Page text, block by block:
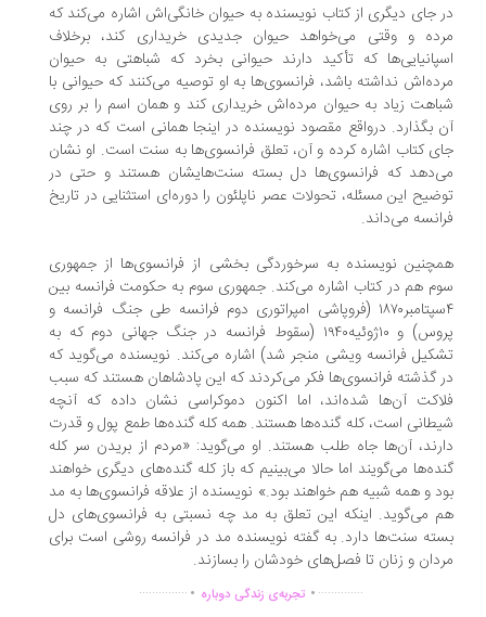
جای دیگری از کتاب نویسنده به حیوان خانگی‌اش اشاره می‌کند که
و وقتی می‌خواهد حیوان جدیدی خریداری کند، برخلاف
که تأکید دارند حیوانی بخرد که شباهتی به حیوان
نداشته باشد، فرانسوی‌ها به او توصیه می‌کنند که حیوانی با
زیاد به حیوان مرده‌اش خریداری کند و همان اسم را بر روی
بگذارد. درواقع مقصود نویسنده در اینجا همانی است که در چند
کتاب اشاره کرده و آن، تعلق فرانسوی‌ها به سنت است. او نشان
که فرانسوی‌ها دل بسته سنت‌هایشان هستند و حتی در
این مسئله، تحولات عصر ناپلئون را دوره‌ای استثنایی در تاریخ
می‌داند.
نویسنده به سرخوردگی بخشی از فرانسوی‌ها از جمهوری
هم در کتاب اشاره می‌کند. جمهوری سوم به حکومت فرانسه بین
۴سپتامبر۱۸۷۰ (فروپاشی امپراتوری دوم فرانسه طی جنگ فرانسه و
پروس) و ۱۰ژوئیه۱۹۴۰ (سقوط فرانسه در جنگ جهانی دوم که به
فرانسه ویشی منجر شد) اشاره می‌کند. نویسنده می‌گوید که
گذشته فرانسوی‌ها فکر می‌کردند که این پادشاهان هستند که سبب
آن‌ها شده‌اند، اما اکنون دموکراسی نشان داده که آنچه
است، کله گنده‌ها هستند. همه کله گنده‌ها طمع پول و قدرت
آن‌ها جاه طلب هستند. او می‌گوید: «مردم از بریدن سر کله
می‌گویند اما حالا می‌بینیم که باز کله گنده‌های دیگری خواهند
و همه شبیه هم خواهند بود.» نویسنده از علاقه فرانسوی‌ها به مد
می‌گوید. اینکه این تعلق به مد چه نسبتی به فرانسوی‌های دل
سنت‌ها دارد. به گفته نویسنده مد در فرانسه روشی است برای
و زنان تا فصل‌های خودشان را بسازند.
................تجربه‌ی زندگی دوباره ...............